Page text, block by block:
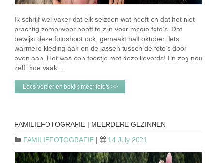
Ik schrijf wel vaker dat elk seizoen wat heeft en dat het niet
prachtig zomerweer hoeft te zijn voor mooie foto’s. Dat
bewijst deze fotoshoot ook, gemaakt half oktober. Iets
warmere kleding aan en de jassen tussen de foto’s door
even aan. Het was een feestje met deze lieverds! En zeg nou
zelf: hoe vaak …
Lees verder en bekijk meer foto's >>
FAMILIEFOTOGRAFIE | MEERDERE GEZINNEN
FAMILIEFOTOGRAFIE | 14 July 2021